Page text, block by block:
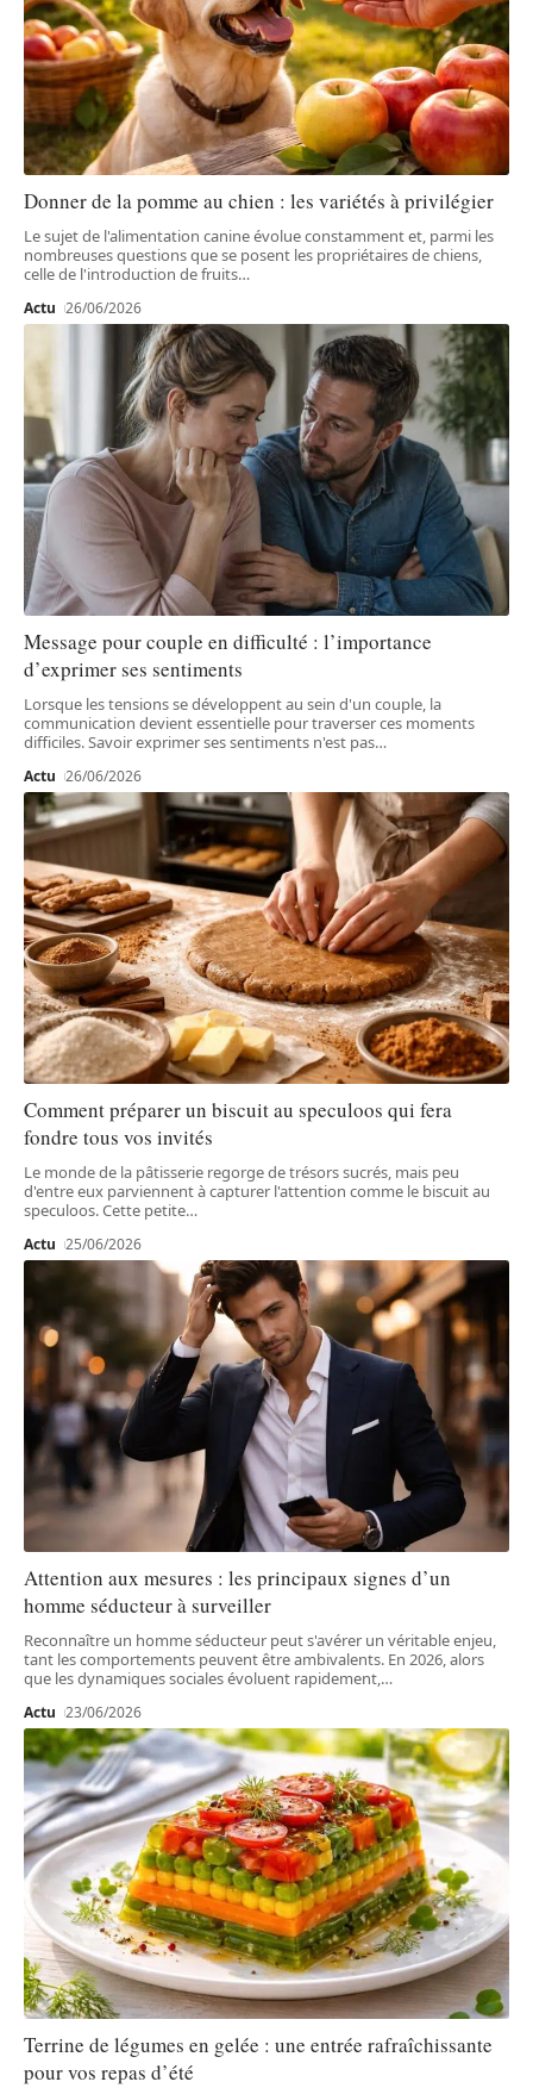
Donner de la pomme au chien : les variétés à privilégier
Le sujet de l'alimentation canine évolue constamment et, parmi les
nombreuses questions que se posent les propriétaires de chiens,
celle de l'introduction de fruits…
Actu 26/06/2026
Message pour couple en difficulté : l’importance
d’exprimer ses sentiments
Lorsque les tensions se développent au sein d'un couple, la
communication devient essentielle pour traverser ces moments
difficiles. Savoir exprimer ses sentiments n'est pas…
Actu 26/06/2026
Comment préparer un biscuit au speculoos qui fera
fondre tous vos invités
Le monde de la pâtisserie regorge de trésors sucrés, mais peu
d'entre eux parviennent à capturer l'attention comme le biscuit au
speculoos. Cette petite…
Actu 25/06/2026
Attention aux mesures : les principaux signes d’un
homme séducteur à surveiller
Reconnaître un homme séducteur peut s'avérer un véritable enjeu,
tant les comportements peuvent être ambivalents. En 2026, alors
que les dynamiques sociales évoluent rapidement, …
Actu 23/06/2026
Terrine de légumes en gelée : une entrée rafraîchissante
pour vos repas d’été